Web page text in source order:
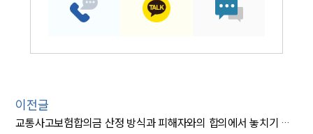
이전글
교통사고보험합의금 산정 방식과 피해자와의 합의에서 놓치기 쉬운 부분